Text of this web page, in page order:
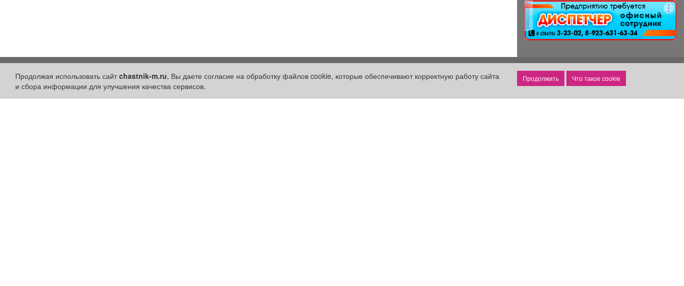
реклама
Продолжая использовать сайтchastnik-m.ru, Вы даете согласие на обработку файлов cookie, которые обеспечивают корректную работу сайта
и сбора информации для улучшения качества сервисов.
Что такое cookie
Разделы сайта:
Объявления
Быстрые ссылки: Рекламодателям:
Бизнес-кабинет
Оплата услуг:
Расценки